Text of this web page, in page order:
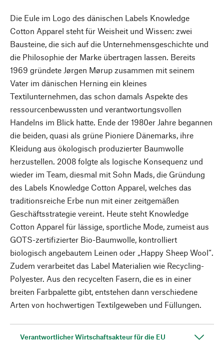
Die Eule im Logo des dänischen Labels Knowledge
Cotton Apparel steht für Weisheit und Wissen: zwei
Bausteine, die sich auf die Unternehmensgeschichte und
die Philosophie der Marke übertragen lassen. Bereits
1969 gründete Jørgen Mørup zusammen mit seinem
Vater im dänischen Herning ein kleines
Textilunternehmen, das schon damals Aspekte des
ressourcenbewussten und verantwortungsvollen
Handelns im Blick hatte. Ende der 1980er Jahre begannen
die beiden, quasi als grüne Pioniere Dänemarks, ihre
Kleidung aus ökologisch produzierter Baumwolle
herzustellen. 2008 folgte als logische Konsequenz und
wieder im Team, diesmal mit Sohn Mads, die Gründung
des Labels Knowledge Cotton Apparel, welches das
traditionsreiche Erbe nun mit einer zeitgemäßen
Geschäftsstrategie vereint. Heute steht Knowledge
Cotton Apparel für lässige, sportliche Mode, zumeist aus
GOTS-zertifizierter Bio-Baumwolle, kontrolliert
biologisch angebautem Leinen oder „Happy Sheep Wool“.
Zudem verarbeitet das Label Materialien wie Recycling-
Polyester. Aus den recycelten Fasern, die es in einer
breiten Farbpalette gibt, entstehen dann verschiedene
Arten von hochwertigen Textilgeweben und Füllungen.
Verantwortlicher Wirtschaftsakteur für die EU